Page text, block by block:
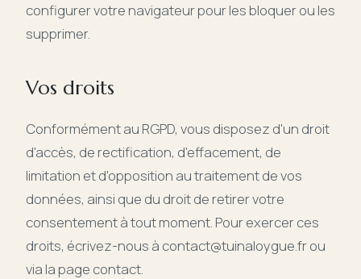
configurer votre navigateur pour les bloquer ou les
supprimer.
Vos droits
Conformément au RGPD, vous disposez d'un droit
d'accès, de rectification, d'effacement, de
limitation et d'opposition au traitement de vos
données, ainsi que du droit de retirer votre
consentement à tout moment. Pour exercer ces
droits, écrivez-nous à contact@tuinaloygue.frou
via lapage contact